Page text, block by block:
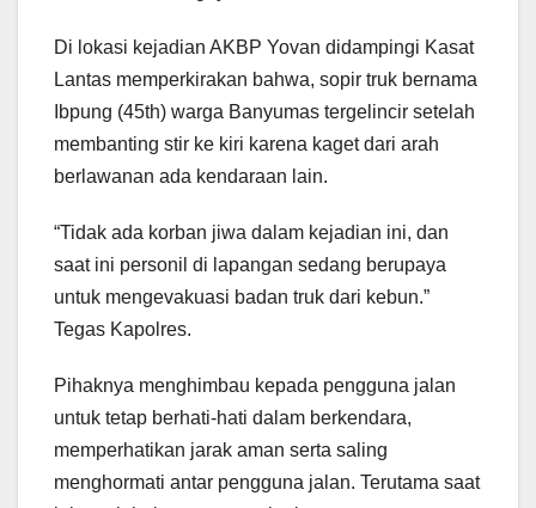
Di lokasi kejadian AKBP Yovan didampingi Kasat
Lantas memperkirakan bahwa, sopir truk bernama
Ibpung (45th) warga Banyumas tergelincir setelah
membanting stir ke kiri karena kaget dari arah
berlawanan ada kendaraan lain.
“Tidak ada korban jiwa dalam kejadian ini, dan
saat ini personil di lapangan sedang berupaya
untuk mengevakuasi badan truk dari kebun.”
Tegas Kapolres.
Pihaknya menghimbau kepada pengguna jalan
untuk tetap berhati-hati dalam berkendara,
memperhatikan jarak aman serta saling
menghormati antar pengguna jalan. Terutama saat